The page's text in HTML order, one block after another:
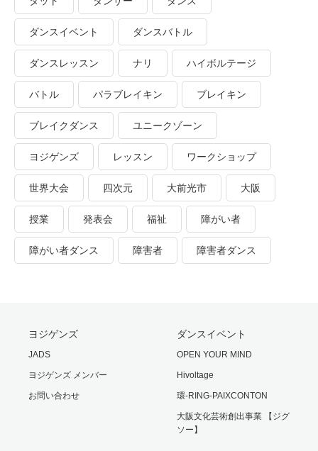
ダンスイベント ダンスバトル
ダンスレッスン ナリ ハイボルテージ
バトル パラブレイキン ブレイキン
ブレイクダンス ユニークゾーン
ヨジゲンズ レッスン ワークショップ
世界大会 四次元 大前光市 大阪
授業 発表会 福祉 障がい者
障がい者ダンス 障害者 障害者ダンス
ヨジゲンズ
JADS
ヨジゲンズ メンバー
お問い合わせ
ダンスイベント
OPEN YOUR MIND
Hivoltage
環-RING-PAIXCONTON
大阪文化芸術創出事業 【ジグ
ソー】